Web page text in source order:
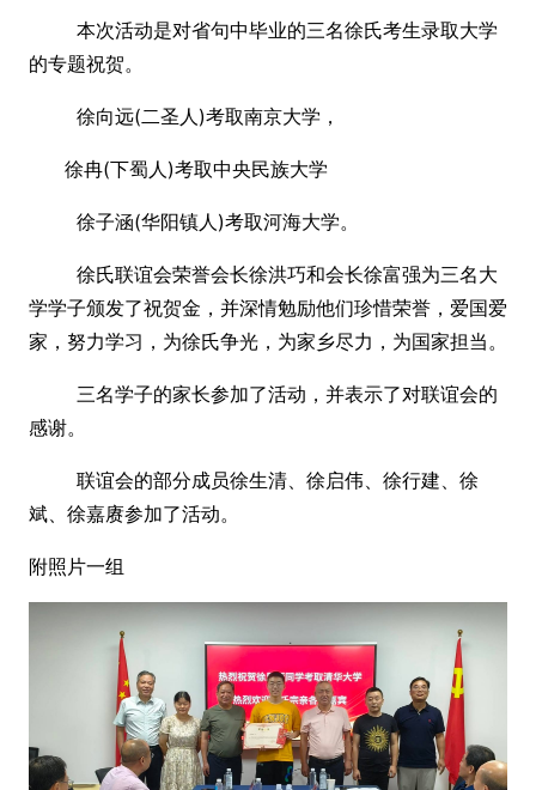
本次活动是对省句中毕业的三名徐氏考生录取大学
的专题祝贺。
徐向远(二圣人)考取南京大学，
徐冉(下蜀人)考取中央民族大学
徐子涵(华阳镇人)考取河海大学。
徐氏联谊会荣誉会长徐洪巧和会长徐富强为三名大
学学子颁发了祝贺金，并深情勉励他们珍惜荣誉，爱国爱
家，努力学习，为徐氏争光，为家乡尽力，为国家担当。
三名学子的家长参加了活动，并表示了对联谊会的
感谢。
联谊会的部分成员徐生清、徐启伟、徐行建、徐
斌、徐嘉赓参加了活动。
附照片一组